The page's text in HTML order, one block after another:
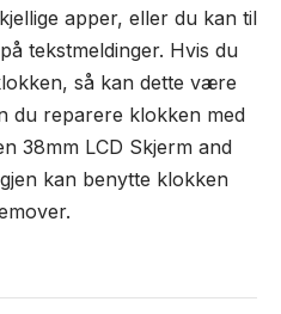
apper, eller du kan til
tekstmeldinger. Hvis du
så kan dette være
du reparere klokken med
38mm LCD Skjerm and
kan benytte klokken